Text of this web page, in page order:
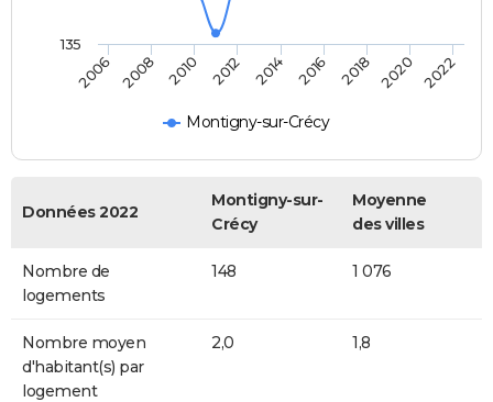
Montigny-sur-Crécy
2006 2008 2010 2012 2014 2016 2018 2020 2022
135
Données 2022
Montigny-sur-
Crécy
Moyenne
des villes
Nombre de
logements
148 1 076
Nombre moyen
d'habitant(s) par
logement
2,0 1,8